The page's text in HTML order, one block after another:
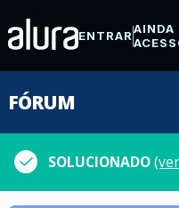
ENTRARAINDA
FÓRUM
SOLUCIONADO